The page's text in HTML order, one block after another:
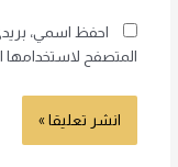
احفظ اسمي،
المتصفح لاستخدامها